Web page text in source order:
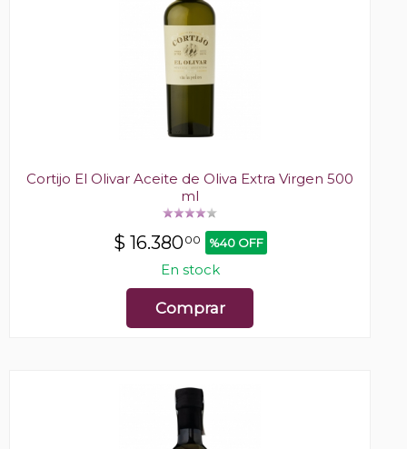
Cortijo El Olivar Aceite de Oliva Extra Virgen 500
ml
$ 16.38000 %40 OFF
En stock
Comprar